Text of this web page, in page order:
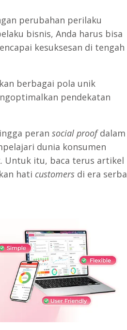
perubahan perilaku
bisnis, Anda harus bisa
kesuksesan di tengah
berbagai pola unik
pendekatan
peran social proofdalam
dunia konsumen
Untuk itu, baca terus artikel
hati customers di era serba